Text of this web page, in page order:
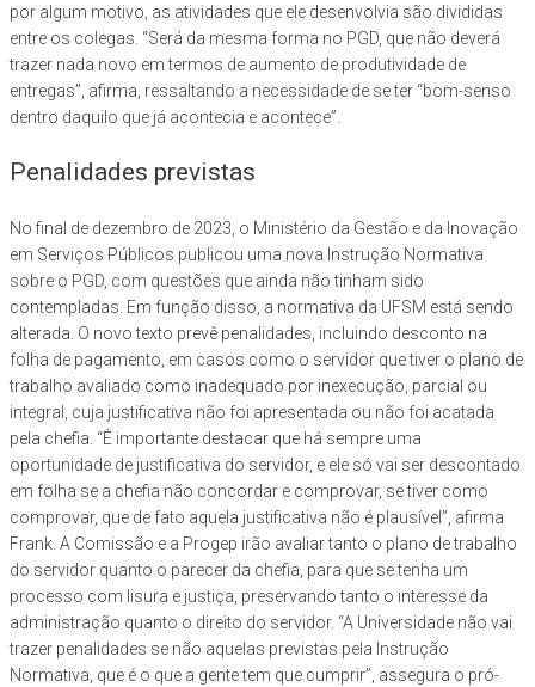
por algum motivo, as atividades que ele desenvolvia são divididas
entre os colegas. “Será da mesma forma no PGD, que não deverá
trazer nada novo em termos de aumento de produtividade de
entregas”, afirma, ressaltando a necessidade de se ter “bom-senso
dentro daquilo que já acontecia e acontece”.
Penalidades previstas
No final de dezembro de 2023, o Ministério da Gestão e da Inovação
em Serviços Públicos publicou uma nova Instrução Normativa
sobre o PGD, com questões que ainda não tinham sido
contempladas. Em função disso, a normativa da UFSM está sendo
alterada. O novo texto prevê penalidades, incluindo desconto na
folha de pagamento, em casos como o servidor que tiver o plano de
trabalho avaliado como inadequado por inexecução, parcial ou
integral, cuja justificativa não foi apresentada ou não foi acatada
pela chefia. “É importante destacar que há sempre uma
oportunidade de justificativa do servidor, e ele só vai ser descontado
em folha se a chefia não concordar e comprovar, se tiver como
comprovar, que de fato aquela justificativa não é plausível”, afirma
Frank. A Comissão e a Progep irão avaliar tanto o plano de trabalho
do servidor quanto o parecer da chefia, para que se tenha um
processo com lisura e justiça, preservando tanto o interesse da
administração quanto o direito do servidor. “A Universidade não vai
trazer penalidades se não aquelas previstas pela Instrução
Normativa, que é o que a gente tem que cumprir”, assegura o pró-